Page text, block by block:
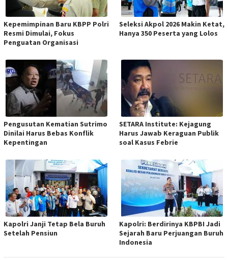
Kepemimpinan Baru KBPP Polri
Resmi Dimulai, Fokus
Penguatan Organisasi
Seleksi Akpol 2026 Makin Ketat,
Hanya 350 Peserta yang Lolos
Pengusutan Kematian Sutrimo
Dinilai Harus Bebas Konflik
Kepentingan
SETARA Institute: Kejagung
Harus Jawab Keraguan Publik
soal Kasus Febrie
Kapolri Janji Tetap Bela Buruh
Setelah Pensiun
Kapolri: Berdirinya KBPBI Jadi
Sejarah Baru Perjuangan Buruh
Indonesia